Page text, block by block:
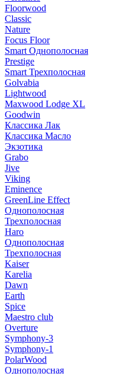
Floorwood
Classic
Nature
Focus Floor
Smart Однополосная
Prestige
Smart Трехполосная
Golvabia
Lightwood
Maxwood Lodge XL
Goodwin
Классика Лак
Классика Масло
Экзотика
Grabo
Jive
Viking
Eminence
GreenLine Effect
Однополосная
Трехполосная
Haro
Однополосная
Трехполосная
Kaiser
Karelia
Dawn
Earth
Spice
Maestro club
Overture
Symphony-3
Symphony-1
PolarWood
Однополосная